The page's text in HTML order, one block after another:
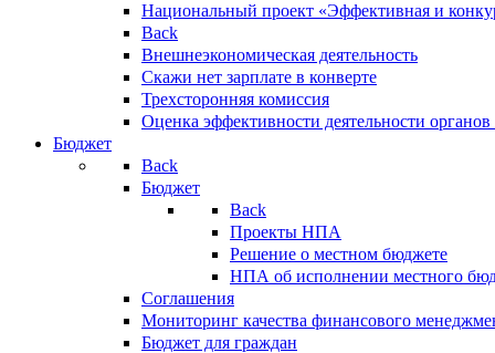
Национальный проект «Эффективная и
Back
Внешнеэкономическая деятельность
Скажи нет зарплате в конверте
Трехсторонняя комиссия
Оценка эффективности деятельности
Бюджет
Back
Бюджет
Back
Проекты НПА
Решение о местном бюджете
НПА об исполнении местного
Соглашения
Мониторинг качества финансового
Бюджет для граждан